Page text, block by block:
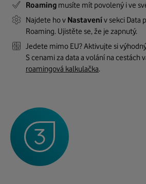
Roaming musíte mít povolený i ve
Najdete ho v Nastavenív sekci Data
Roaming. Ujistěte se, že je zapnutý.
Jedete mimo EU? Aktivujte si
S cenami za data a volání na cestách
roamingová kalkulačka.